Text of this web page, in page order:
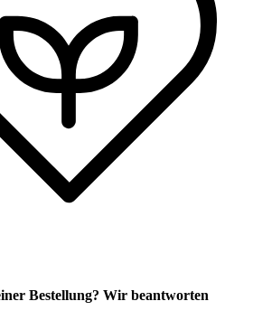
Bestellung? Wir beantworten